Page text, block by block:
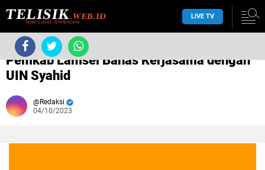
LIVE TV
›Tanpa label ›
Pemkab Lamsel Bahas Kerjasama dengan
UIN Syahid
Redaksi
04/10/2023